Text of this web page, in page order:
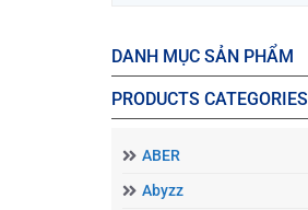
DANH MỤC SẢN PHẨM
PRODUCTS CATEGORIES
ABER
Abyzz